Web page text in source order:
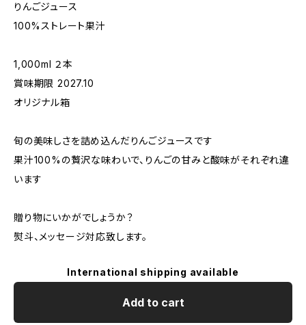
りんごジュース
100%ストレート果汁
1,000ml ２本
賞味期限 2027.10
オリジナル箱
旬の美味しさを詰め込んだりんごジュースです
果汁100%の贅沢な味わいで、りんごの甘みと酸味がそれぞれ違
います
贈り物にいかがでしょうか？
熨斗、メッセージ対応致します。
International shipping available
Add to cart